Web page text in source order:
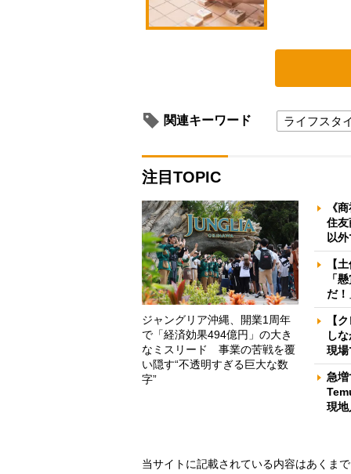
関連キーワード ライフスタ
注目TOPIC
ジャングリア沖縄、開業1周年
で「経済効果494億円」の大き
なミスリード 事業の苦戦を覆
い隠す“不透明すぎる巨大な数
字”
《
住
以
【
「
だ
【
し
現場
急
現地
当サイトに記載されている内容はあくま